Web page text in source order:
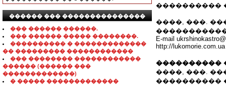
������ ��� ���������������
��� ������ ������.
��� ������ ����� ��������.
���������� � �������������
�� ��������� ������������
��� �������� ������������
������ (������ ���
�������������)
� ����� �������������
����������
����, ���.
E-mail
http://lukomorie.com.ua
����������
����, ���.
����������